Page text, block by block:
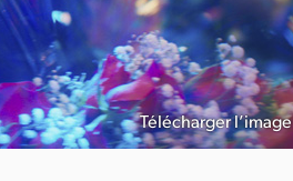
Télécharger l’image